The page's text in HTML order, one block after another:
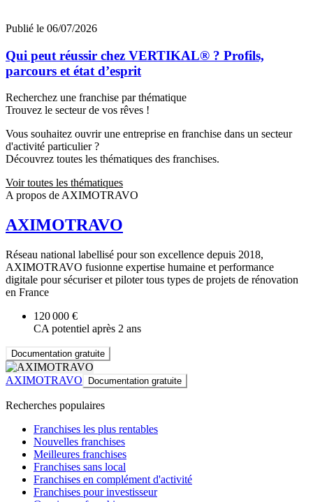
Publié le 06/07/2026
Qui peut réussir chez VERTIKAL® ? Profils,
parcours et état d’esprit
Recherchez une franchise par thématique
Trouvez le secteur de vos rêves !
Vous souhaitez ouvrir une entreprise en franchise dans un secteur
d'activité particulier ?
Découvrez toutes les thématiques des franchises.
Voir toutes les thématiques
A propos de AXIMOTRAVO
AXIMOTRAVO
Réseau national labellisé pour son excellence depuis 2018,
AXIMOTRAVO fusionne expertise humaine et performance
digitale pour sécuriser et piloter tous types de projets de rénovation
en France
120 000 €
CA potentiel après 2 ans
Documentation gratuite
AXIMOTRAVO Documentation gratuite
Recherches populaires
Franchises les plus rentables
Nouvelles franchises
Meilleures franchises
Franchises sans local
Franchises en complément d'activité
Franchises pour investisseur